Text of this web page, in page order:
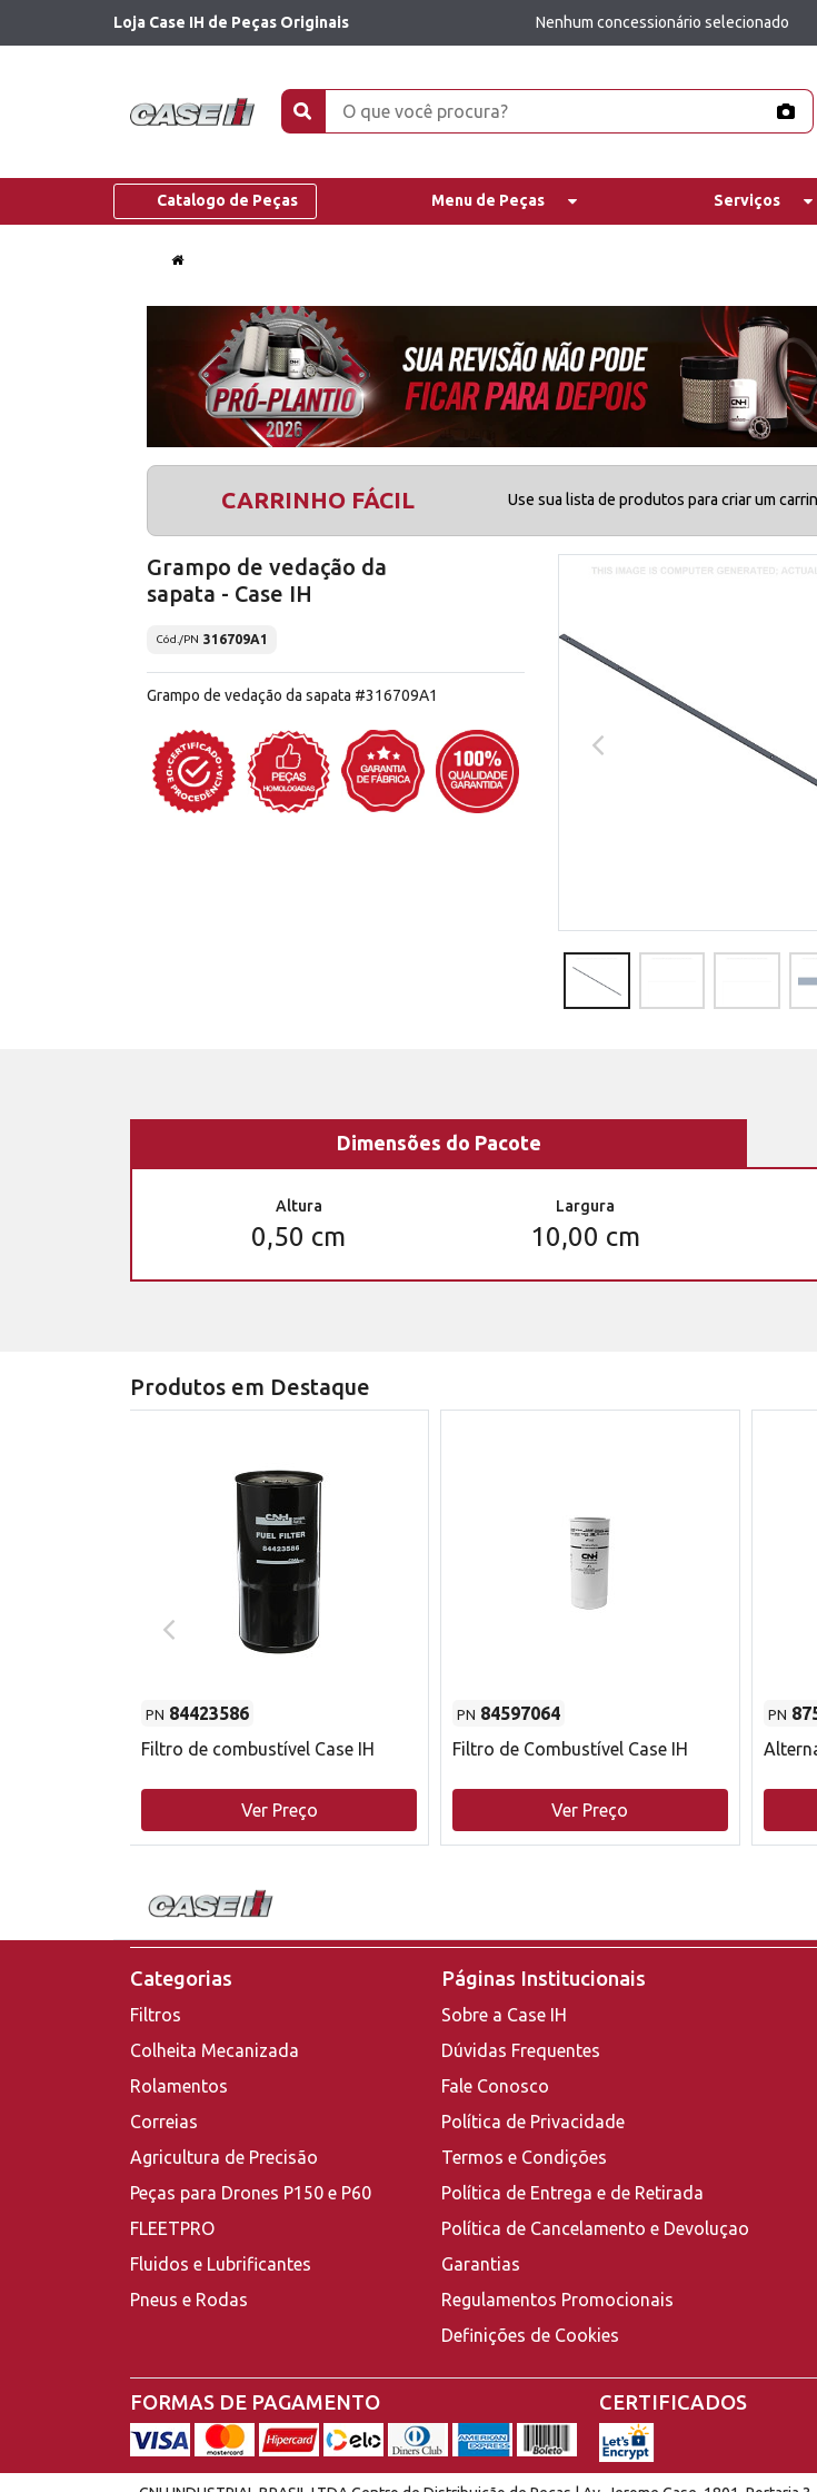
Loja Case IH de Peças Originais Nenhum concessionário selecionado
Catalogo de Peças Menu de Peças Serviços
CARRINHO FÁCIL Use sua lista de produtos para criar um
Grampo de vedação da
sapata - Case IH
Cód./PN 316709A1
Grampo de vedação da sapata #316709A1
Dimensões do Pacote
Altura
0,50 cm
Largura
10,00 cm
Produtos em Destaque
PN 84423586
Filtro de combustível Case IH
Ver Preço
PN 84597064
Filtro de Combustível Case IH
Ver Preço
PN
Categorias
Filtros
Colheita Mecanizada
Rolamentos
Correias
Agricultura de Precisão
Peças para Drones P150 e P60
FLEETPRO
Fluidos e Lubrificantes
Pneus e Rodas
Páginas Institucionais
Sobre a Case IH
Dúvidas Frequentes
Fale Conosco
Política de Privacidade
Termos e Condições
Política de Entrega e de Retirada
Política de Cancelamento e Devoluçao
Garantias
Regulamentos Promocionais
Definições de Cookies
FORMAS DE PAGAMENTO CERTIFICADOS